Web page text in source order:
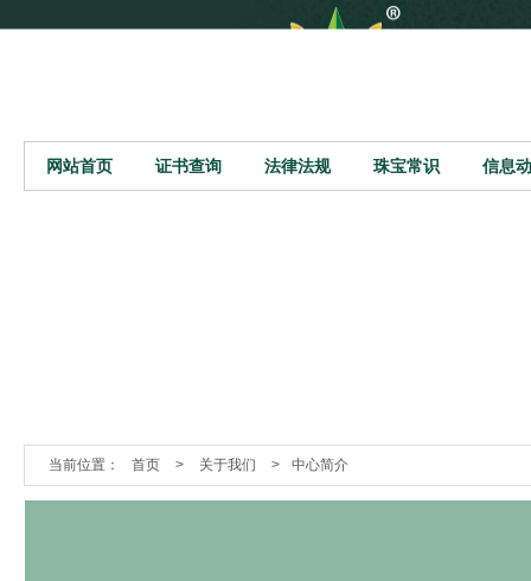
网站首页 证书查询 法律法规 珠宝常识 信息
当前位置： 首页 > 关于我们 > 中心简介